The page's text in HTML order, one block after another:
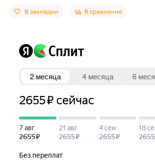
В закладки В сравнение